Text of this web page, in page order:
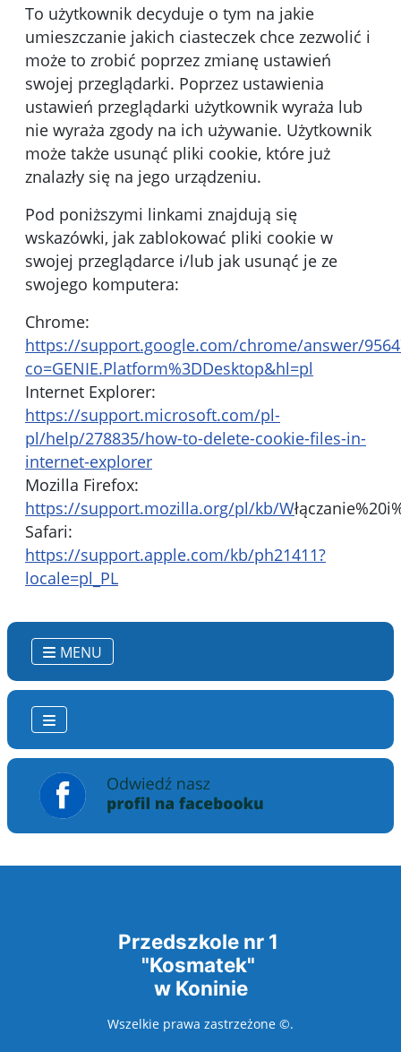
MENU
To użytkownik decyduje o tym na jakie
umieszczanie jakich ciasteczek chce zezwolić i
może to zrobić poprzez zmianę ustawień
swojej przeglądarki. Poprzez ustawienia
ustawień przeglądarki użytkownik wyraża lub
nie wyraża zgody na ich używanie. Użytkownik
może także usunąć pliki cookie, które już
znalazły się na jego urządzeniu.
Pod poniższymi linkami znajdują się
wskazówki, jak zablokować pliki cookie w
swojej przeglądarce i/lub jak usunąć je ze
swojego komputera:
Chrome:
https://support.google.com/chrome/answer/
co=GENIE.Platform%3DDesktop&hl=pl
Internet Explorer:
https://support.microsoft.com/pl-
pl/help/278835/how-to-delete-cookie-files-in-
internet-explorer
Mozilla Firefox:
https://support.mozilla.org/pl/kb/W
Safari:
https://support.apple.com/kb/ph21411?
locale=pl_PL
Przedszkole nr 1
"Kosmatek"
w Koninie
Wszelkie prawa zastrzeżone ©.